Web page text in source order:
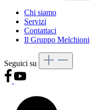
Chi siamo
Servizi
Contattaci
Il Gruppo Melchioni
Seguici su